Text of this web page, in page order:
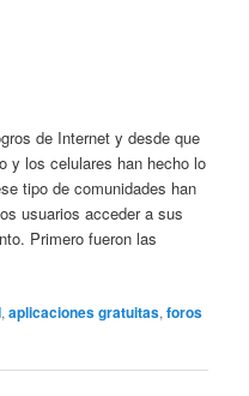
de Internet y desde que
y los celulares han hecho lo
tipo de comunidades han
usuarios acceder a sus
Primero fueron las
,aplicaciones gratuitas,foros